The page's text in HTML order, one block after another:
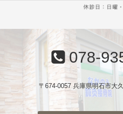
078-
〒674-0057 兵庫県明石市大